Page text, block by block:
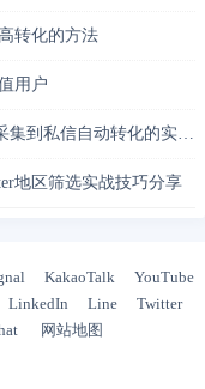
转化的方法
用户
私信自动转化的实操闭环
地区筛选实战技巧分享
KakaoTalk
YouTube
LinkedIn Line
Twitter
网站地图